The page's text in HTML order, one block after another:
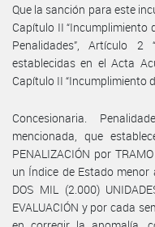
Que la sanción para este
Capítulo II “Incumplimiento
Penalidades”, Artículo 2
establecidas en el Acta
Capítulo II “Incumplimiento
Concesionaria.
mencionada, que
PENALIZACIÓN por
un Índice de Estado
DOS MIL (2.000)
EVALUACIÓN y por cada